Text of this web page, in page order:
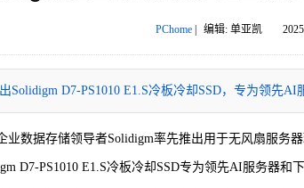
PChome| 编辑: 单亚凯
Solidigm D7-PS1010 E1.S冷板冷却SSD，专为领先
业数据存储领导者Solidigm率先推出用于无风扇服务
D7-PS1010 E1.S冷板冷却SSD专为领先AI服务器